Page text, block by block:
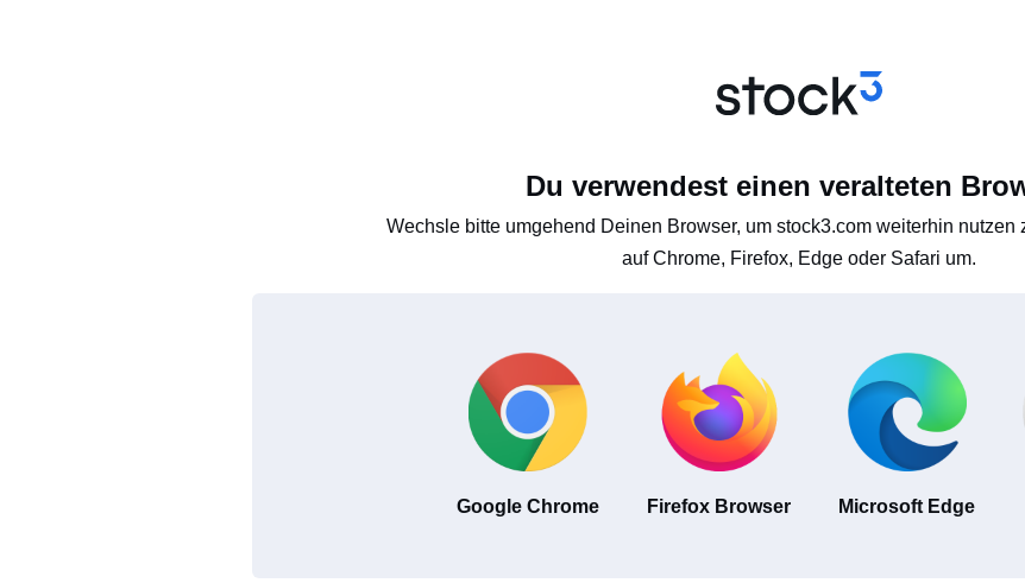
Du verwendest einen veralteten
Wechsle bitte umgehend Deinen Browser, um stock3.com weiterhin nutzen
auf Chrome, Firefox, Edge oder Safari um.
Google Chrome Firefox Browser Microsoft Edge